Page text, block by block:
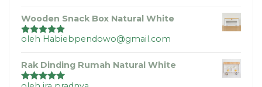
Wooden Snack Box Natural White
Dinilai5 dari
oleh Habiebpendowo@gmail.com
Rak Dinding Rumah Natural White